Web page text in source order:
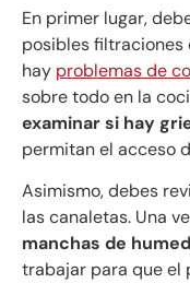
En primer lugar,
posibles filtraciones
hay problemas de
sobre todo en la
examinar si hay
permitan el acceso
Asimismo, debes
las canaletas. Una
manchas de
trabajar para que el